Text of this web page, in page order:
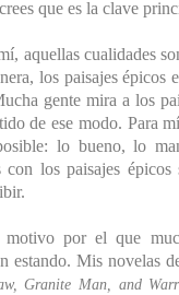
que es la clave
aquellas cualidades
los paisajes épicos
gente mira a los
de ese modo. Para
lo bueno, lo
con los paisajes
por el que
estando. Mis novelas
Granite Man, and